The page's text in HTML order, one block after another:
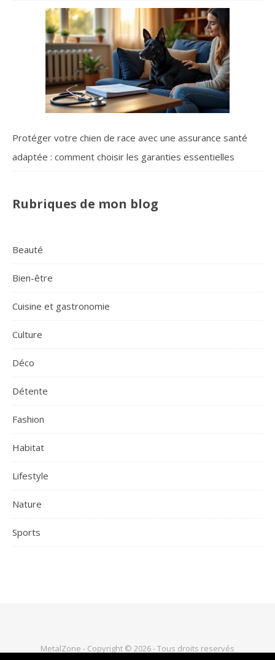
Protéger votre chien de race avec une assurance santé
adaptée : comment choisir les garanties essentielles
Rubriques de mon blog
Beauté
Bien-être
Cuisine et gastronomie
Culture
Déco
Détente
Fashion
Habitat
Lifestyle
Nature
Sports
MetalZone - Copyright © 2026 - Tous droits reservés